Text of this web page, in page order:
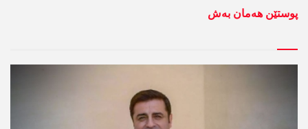
پوستێن ھەمان بەش